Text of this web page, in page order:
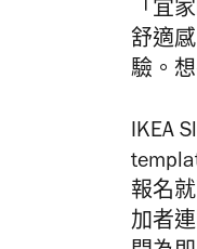
「宜
舒適
驗。
IKEA
報名
加者